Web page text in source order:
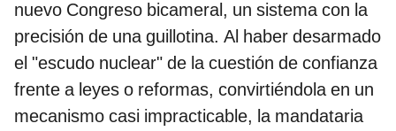
nuevo Congreso bicameral, un sistema con la
precisión de una guillotina. Al haber desarmado
el "escudo nuclear" de la cuestión de confianza
frente a leyes o reformas, convirtiéndola en un
mecanismo casi impracticable, la mandataria